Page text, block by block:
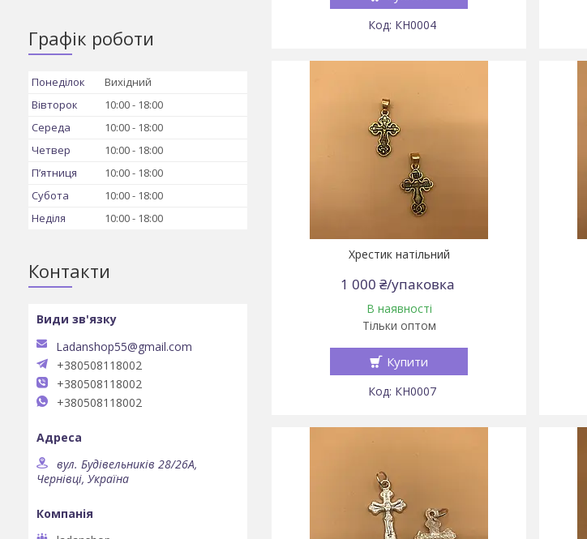
КН0004
Хрестик натільний
1 000 ₴/упаковка
В наявності
Тільки оптом
Купити
КН0007
Графік роботи
Понеділок
Вихідний
Вівторок
10:00
18:00
Середа
10:00
18:00
Четвер
10:00
18:00
Пʼятниця
10:00
18:00
Субота
10:00
18:00
Неділя
10:00 18:00
Контакти
Ladanshop55@gmail.com
+380508118002
+380508118002
+380508118002
вул. Будівельників 28/26А,
Чернівці, Україна